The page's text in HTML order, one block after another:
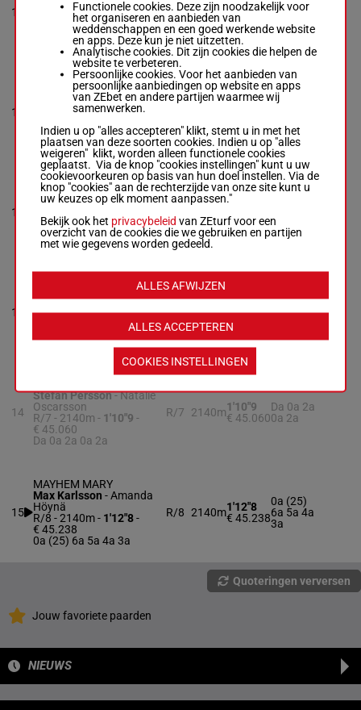
10
Thomas Uhrberg
R/6 - 2140m-1'11"9-
€ 29.426
(25) Da 0a 6a 3a 4a
R/6 2140m1'11"9
€ 29.426 0a 6a 3a
11
JUPITER DELO
Christoffer Eriksson
Van Dooyeweerd J.
€ 36.607
Qa (25) Da Da Da 2a
Qa (25)
Da 2a
12
SUNSET SKY
Victor Rosleff-David
Persson
R/6 - 2140m-1'12"2-
€ 43.742
8a 1a 3a Da (25) 3a
1'12"2
€ 43.7423a
13
4a 0a 3a 0a 5a
R/102140m
14
Stefan Persson-Natalie
Oscarsson
R/7 - 2140m - 1'10"9 -
€ 45.060
Da 0a 2a 0a 2a
R/7 2140m1'10"9
€ 45.060
Da 0a 2a
0a 2a
15
MAYHEM MARY
Max Karlsson -Amanda
Höynä
R/8 - 2140m- 1'12"8-
€ 45.238
0a (25) 6a 5a 4a 3a
R/8 2140m1'12"8
€ 45.238
0a (25)
6a 5a 4a
3a
Quoteringen verversen
Jouw favoriete paarden
NIEUWS
Functionele cookies. Deze zijn noodzakelijk voor
het organiseren en aanbieden van
weddenschappen en een goed werkende website
en apps. Deze kun je niet uitzetten.
Analytische cookies. Dit zijn cookies die helpen de
website te verbeteren.
Persoonlijke cookies. Voor het aanbieden van
persoonlijke aanbiedingen op website en apps
van ZEbet en andere partijen waarmee wij
samenwerken.
Indien u op "alles accepteren" klikt, stemt u in met het
plaatsen van deze soorten cookies. Indien u op "alles
weigeren" klikt, worden alleen functionele cookies
geplaatst. Via de knop "cookies instellingen" kunt u uw
cookievoorkeuren op basis van hun doel instellen. Via de
knop "cookies" aan de rechterzijde van onze site kunt u
uw keuzes op elk moment aanpassen."
Bekijk ook het privacybeleid van ZEturf voor een
overzicht van de cookies die we gebruiken en partijen
met wie gegevens worden gedeeld.
ALLES ACCEPTEREN
ALLES AFWIJZEN
COOKIES INSTELLINGEN